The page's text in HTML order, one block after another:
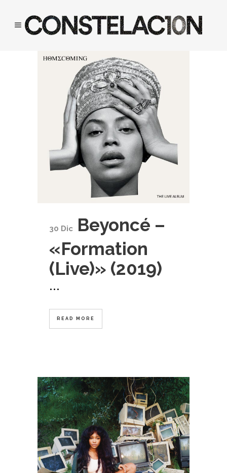
30 Dic
Beyoncé –
«Formation
(Live)» (2019)
...
READ MORE